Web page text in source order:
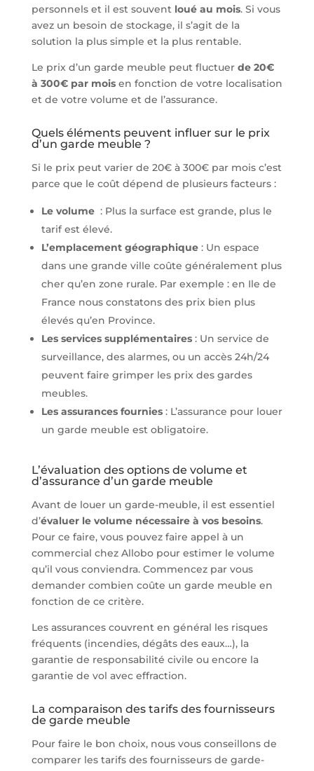
personnels et il est souvent loué au mois. Si vous
avez un besoin de stockage, il s’agit de la
solution la plus simple et la plus rentable.
Le prix d’un garde meuble peut fluctuer de 20€
à 300€ par moisen fonction de votre localisation
et de votre volume et de l’assurance.
Quels éléments peuvent influer sur le prix
d’un garde meuble ?
Si le prix peut varier de 20€ à 300€ par mois c’est
parce que le coût dépend de plusieurs facteurs :
Le volume : Plus la surface est grande, plus le
tarif est élevé.
L’emplacement géographique: Un espace
dans une grande ville coûte généralement plus
cher qu’en zone rurale. Par exemple : en Ile de
France nous constatons des prix bien plus
élevés qu’en Province.
Les services supplémentaires : Un service de
surveillance, des alarmes, ou un accès 24h/24
peuvent faire grimper les prix des gardes
meubles.
Les assurances fournies: L’assurance pour louer
un garde meuble est obligatoire.
L’évaluation des options de volume et
d’assurance d’un garde meuble
Avant de louer un garde-meuble, il est essentiel
d’évaluer le volume nécessaire à vos besoins.
Pour ce faire, vous pouvez faire appel à un
commercial chez Allobo pour estimer le volume
qu’il vous conviendra. Commencez par vous
demander combien coûte un garde meuble en
fonction de ce critère.
Les assurances couvrent en général les risques
fréquents (incendies, dégâts des eaux…), la
garantie de responsabilité civile ou encore la
garantie de vol avec effraction.
La comparaison des tarifs des fournisseurs
de garde meuble
Pour faire le bon choix, nous vous conseillons de
comparer les tarifs des fournisseurs de garde-